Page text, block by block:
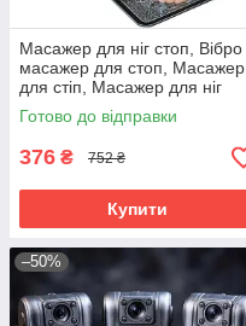
Масажер для ніг стоп, Вібро
масажер для стоп, Масажер
для стіп, Масажер для ніг
вібраційний, RYH
Готово до відправки
376 ₴ 752 ₴
Купити
–50%